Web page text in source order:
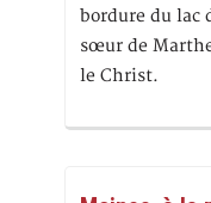
bordure du lac
sœur de
le Christ.